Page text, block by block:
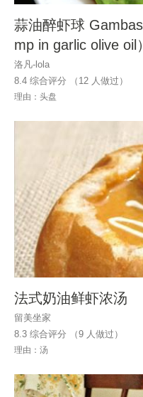
蒜油醉虾球
mp in garlic olive oil）
洛凡-lola
8.4 综合评分 （ 12 人做过）
理由：头盘
法式奶油鲜虾浓汤
留美坐家
8.3 综合评分 （9 人做过）
理由：汤